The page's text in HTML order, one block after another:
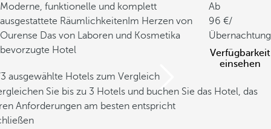
Moderne, funktionelle und komplett
ausgestattete Räumlichkeiten Im Herzen von
Ourense Das von Laboren und Kosmetika
bevorzugte Hotel
Ab
96
/
Übernachtung
Verfügbarkeit
einsehen
ausgewählte Hotels zum Vergleich
Sie bis zu 3 Hotels und buchen Sie das Hotel, das
Anforderungen am besten entspricht